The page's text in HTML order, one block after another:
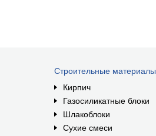
Строительные материалы
Кирпич
Газосиликатные блоки
Шлакоблоки
Сухие смеси